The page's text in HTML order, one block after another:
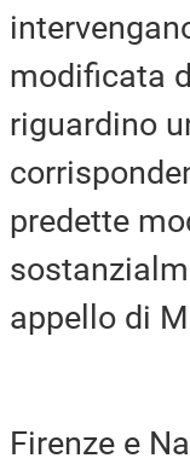
modificata
riguardino
predette
appello di
Firenze e